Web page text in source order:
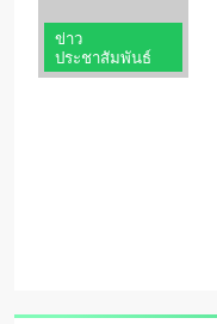
ข่าว
ประชาสัมพันธ์